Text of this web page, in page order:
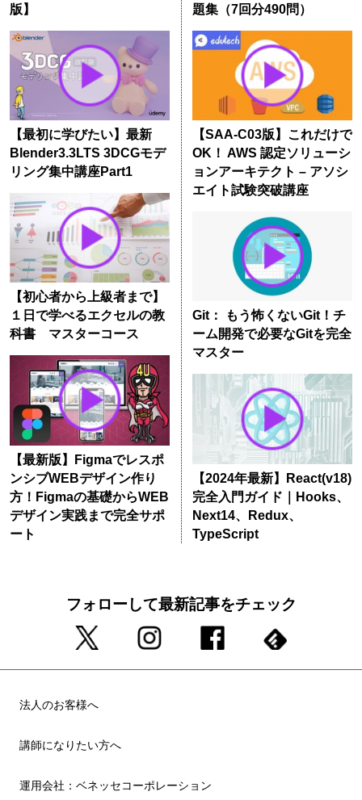
版】
【最初に学びたい】最新
Blender3.3LTS 3DCGモデ
リング集中講座Part1
【初心者から上級者まで】
１日で学べるエクセルの教
科書 マスターコース
【最新版】Figmaでレスポ
ンシブWEBデザイン作り
方！Figmaの基礎からWEB
デザイン実践まで完全サポ
ート
題集（7回分490問）
【SAA-C03版】これだけで
OK！ AWS 認定ソリューシ
ョンアーキテクト – アソシ
エイト試験突破講座
Git： もう怖くないGit！チ
ーム開発で必要なGitを完全
マスター
【2024年最新】React(v18)
完全入門ガイド｜Hooks、
Next14、Redux、
TypeScript
フォローして最新記事をチェック
法人のお客様へ
講師になりたい方へ
運用会社：ベネッセコーポレーション